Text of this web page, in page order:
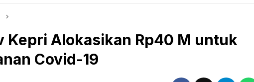
Kepri Alokasikan Rp40 M untuk
Covid-19